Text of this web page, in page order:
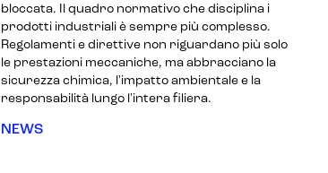
bloccata. Il quadro normativo che disciplina i
prodotti industriali è sempre più complesso.
Regolamenti e direttive non riguardano più solo
le prestazioni meccaniche, ma abbracciano la
sicurezza chimica, l'impatto ambientale e la
responsabilità lungo l'intera filiera.
NEWS